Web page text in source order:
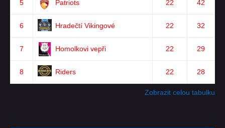
5 Patriots 22 42
6 Hradečtí Vikingové 22 32
7 Homolkovi vepři 22 29
8 Riders 22 28
Zobrazit celou tabulku